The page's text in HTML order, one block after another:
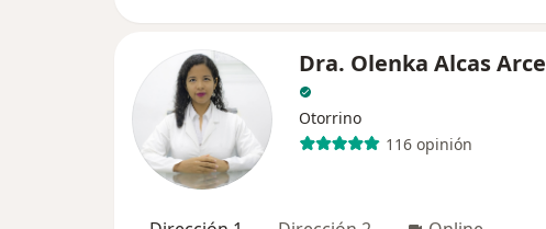
Dra. Olenka Alcas Arce
Otorrino
116 opinión